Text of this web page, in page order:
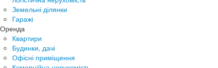
Земельні ділянки
Гаражі
Оренда
Квартири
Будинки, дачі
Офісні приміщення